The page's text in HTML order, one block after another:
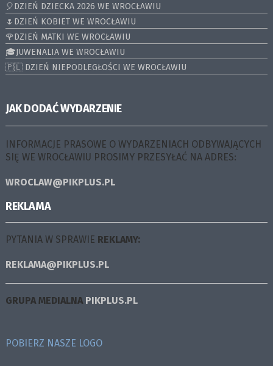
🎈DZIEŃ DZIECKA 2026 WE WROCŁAWIU
🌷DZIEŃ KOBIET WE WROCŁAWIU
🌹DZIEŃ MATKI WE WROCŁAWIU
🎓JUWENALIA WE WROCŁAWIU
🇵🇱 DZIEŃ NIEPODLEGŁOŚCI WE WROCŁAWIU
JAK DODAĆ WYDARZENIE
INFORMACJE PRASOWE O WYDARZENIACH ODBYWAJĄCYCH
SIĘ WE WROCŁAWIU PROSIMY PRZESYŁAĆ NA ADRES:
WROCLAW@PIKPLUS.PL
REKLAMA
PYTANIA W SPRAWIE REKLAMY:
REKLAMA@PIKPLUS.PL
GRUPA MEDIALNA PIKPLUS.PL
POBIERZ NASZE LOGO